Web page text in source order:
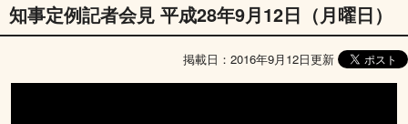
知事定例記者会見 平成28年9月12日（月曜日）
掲載日：2016年9月12日更新